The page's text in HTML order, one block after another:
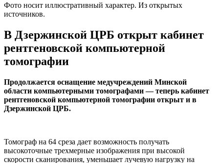
Фото носит иллюстративный характер. Из открытых
источников.
В Дзержинской ЦРБ открыт кабинет
рентгеновской компьютерной
томографии
Продолжается оснащение медучреждений Минской
области компьютерными томографами — теперь кабинет
рентгеновской компьютерной томографии открыт и в
Дзержинской ЦРБ.
Томограф на 64 среза дает возможность получать
высокоточные трехмерные изображения при высокой
скорости сканирования, уменьшает лучевую нагрузку на